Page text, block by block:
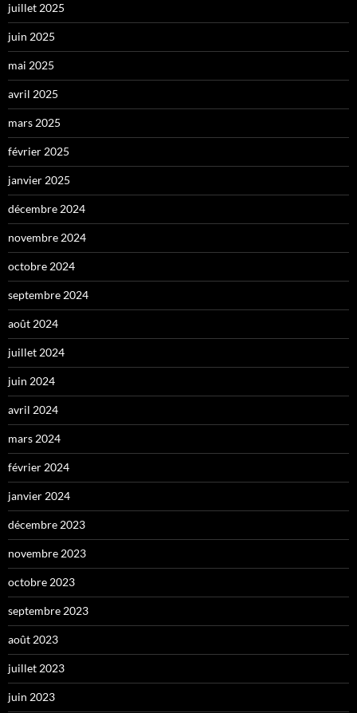
juillet 2025
juin 2025
mai 2025
avril 2025
mars 2025
février 2025
janvier 2025
décembre 2024
novembre 2024
octobre 2024
septembre 2024
août 2024
juillet 2024
juin 2024
avril 2024
mars 2024
février 2024
janvier 2024
décembre 2023
novembre 2023
octobre 2023
septembre 2023
août 2023
juillet 2023
juin 2023